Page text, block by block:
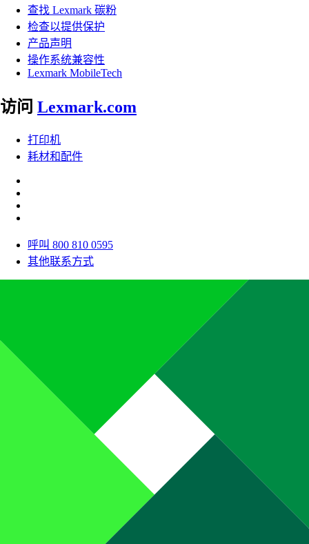
查找 Lexmark 碳粉
检查以提供保护
产品声明
操作系统兼容性
Lexmark MobileTech
访问 Lexmark.com
打印机
耗材和配件
呼叫 800 810 0595
其他联系方式